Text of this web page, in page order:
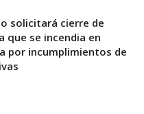
solicitará cierre de
que se incendia en
por incumplimientos de